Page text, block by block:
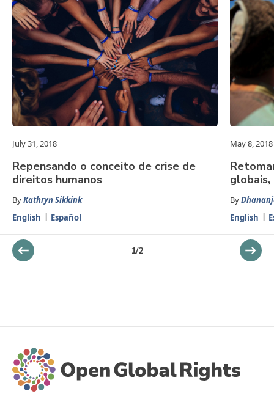
July 31, 2018
Repensando o conceito de crise de
direitos humanos
ByKathryn Sikkink
English
Español
May 8, 2018
By
English
1/2